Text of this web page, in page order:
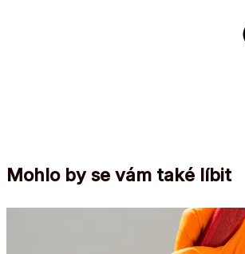
Mohlo by se vám také líbit